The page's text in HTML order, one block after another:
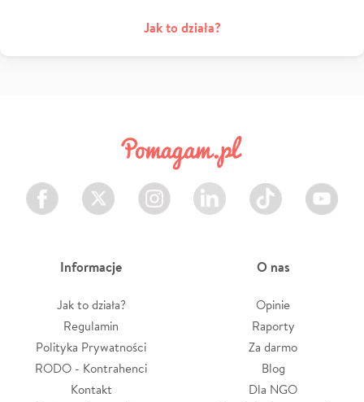
Jak to działa?
Facebook Twitter Instagram LinkedIn TikTok Youtube
Informacje
Jak to działa?
Regulamin
Polityka Prywatności
RODO - Kontrahenci
Kontakt
O nas
Opinie
Raporty
Za darmo
Blog
Dla NGO